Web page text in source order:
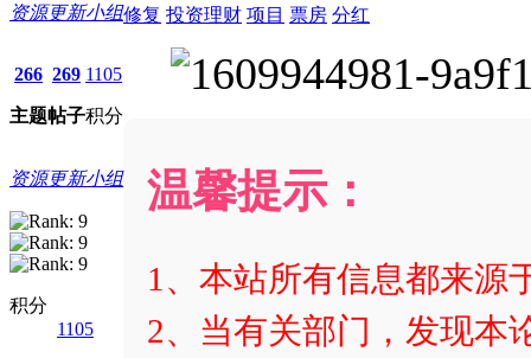
资源更新小组
266
主题
269
帖子
1105
积分
资源更新小组
积分
1105
修复 投资理财 项目 票房 分红
温馨提示：
1、本站所有信息都来源
2、当有关部门，发现本